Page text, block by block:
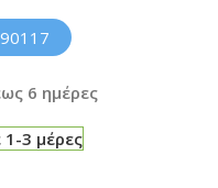
6 ημέρες
3 μέρες